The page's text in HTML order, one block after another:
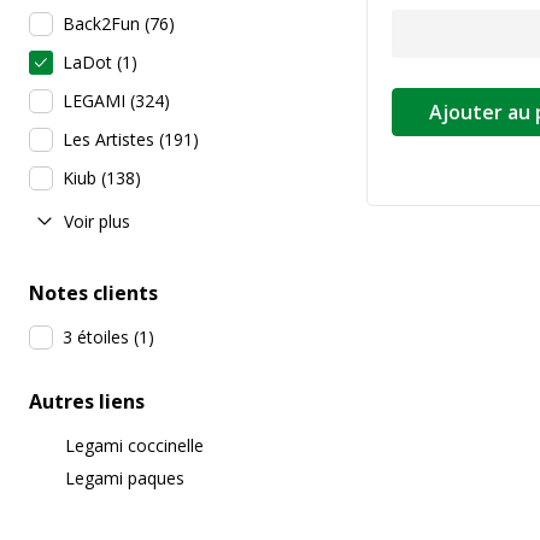
Back2Fun (76)
LaDot (1 )
LEGAMI (324)
Les Artistes (191 )
Kiub (138)
Voir plus
Notes clients
3 étoiles (1 )
Autres liens
Legami coccinelle
Legami paques
Ajouter au